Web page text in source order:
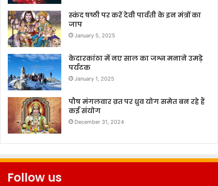
स्कंद षष्ठी पर करें देवी पार्वती के इन मंत्रों का
जाप
January 5, 2025
केदारकांठा में नए साल का जश्न मनाने उमड़े
पर्यटक
January 1, 2025
पौष मंगलवार व्रत पर ध्रुव योग समेत बन रहे हैं
कई संयोग
December 31, 2024
Follow us